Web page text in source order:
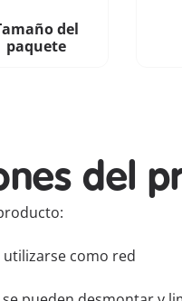
del
paquete
del
como red